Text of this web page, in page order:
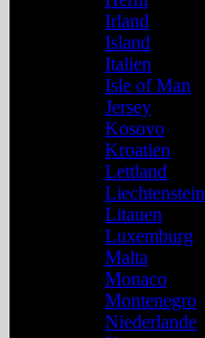
Irland
Island
Italien
Isle of Man
Jersey
Kosovo
Kroatien
Lettland
Liechtenstein
Litauen
Luxemburg
Malta
Monaco
Montenegro
Niederlande